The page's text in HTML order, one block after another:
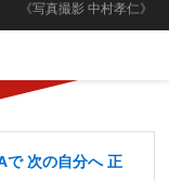
《写真撮影 中村孝仁》
で 次の自分へ 正